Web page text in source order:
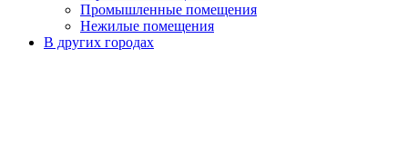
Промышленные помещения
Нежилые помещения
В других городах